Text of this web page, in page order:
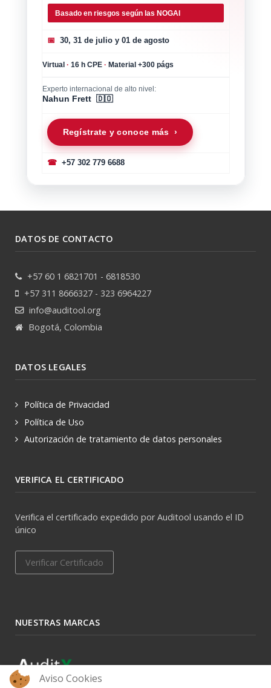
Basado en riesgos según las NOGAI
📅 30, 31 de julio y 01 de agosto
Virtual · 16 h CPE · Material +300 págs
Experto internacional de alto nivel:
Nahun Frett 🇩🇴
Regístrate y conoce más ›
☎+57 302 779 6688
DATOS DE CONTACTO
+57 60 1 6821701 - 6818530
+57 311 8666327 - 323 6964227
info@auditool.org
Bogotá, Colombia
DATOS LEGALES
Política de Privacidad
Política de Uso
Autorización de tratamiento de datos personales
VERIFICA EL CERTIFICADO
Verifica el certificado expedido por Auditool usando el ID
único
Verificar Certificado
NUESTRAS MARCAS
Aviso Cookies